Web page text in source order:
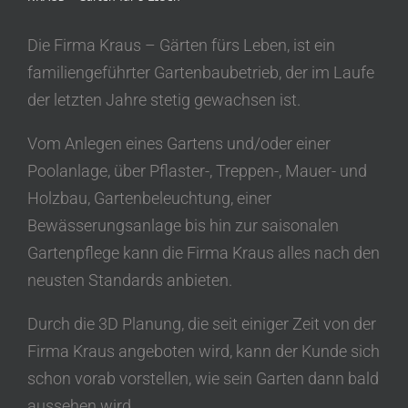
Die Firma Kraus – Gärten fürs Leben, ist ein
familiengeführter Gartenbaubetrieb, der im Laufe
der letzten Jahre stetig gewachsen ist.
Vom Anlegen eines Gartens und/oder einer
Poolanlage, über Pflaster-, Treppen-, Mauer- und
Holzbau, Gartenbeleuchtung, einer
Bewässerungsanlage bis hin zur saisonalen
Gartenpflege kann die Firma Kraus alles nach den
neusten Standards anbieten.
Durch die 3D Planung, die seit einiger Zeit von der
Firma Kraus angeboten wird, kann der Kunde sich
schon vorab vorstellen, wie sein Garten dann bald